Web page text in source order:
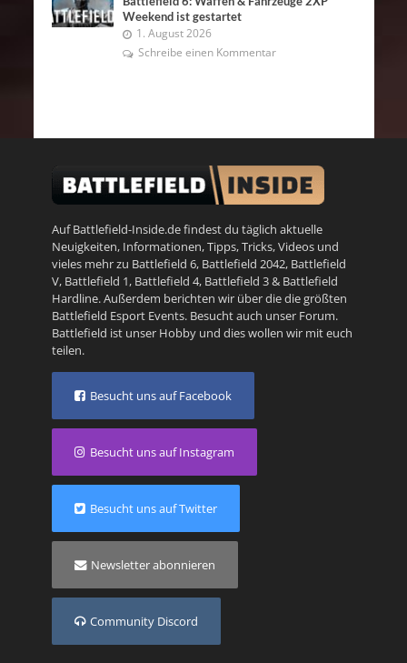
Weekend ist gestartet
1. August 2026
Schreibe einen Kommentar
Auf Battlefield-Inside.de findest du täglich aktuelle
Neuigkeiten, Informationen, Tipps, Tricks, Videos und
vieles mehr zu Battlefield 6, Battlefield 2042, Battlefield
V, Battlefield 1, Battlefield 4, Battlefield 3& Battlefield
Hardline. Außerdem berichten wir über die die größten
Battlefield Esport Events. Besucht auch unser Forum.
Battlefield ist unser Hobby und dies wollen wir mit euch
teilen.
Besucht uns auf Facebook
Besucht uns auf Instagram
Besucht uns auf Twitter
Newsletter abonnieren
Community Discord